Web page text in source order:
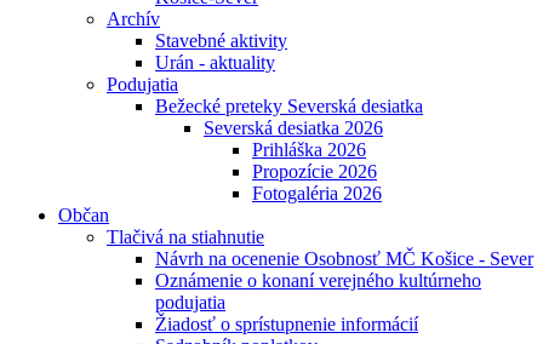
Archív
Stavebné aktivity
Urán - aktuality
Podujatia
Bežecké preteky Severská desiatka
Severská desiatka 2026
Prihláška 2026
Propozície 2026
Fotogaléria 2026
Občan
Tlačivá na stiahnutie
Návrh na ocenenie Osobnosť MČ Košice - Sever
Oznámenie o konaní verejného kultúrneho
podujatia
Žiadosť o sprístupnenie informácií